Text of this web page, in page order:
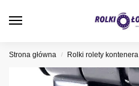
Strona główna / Rolki rolety kontenera